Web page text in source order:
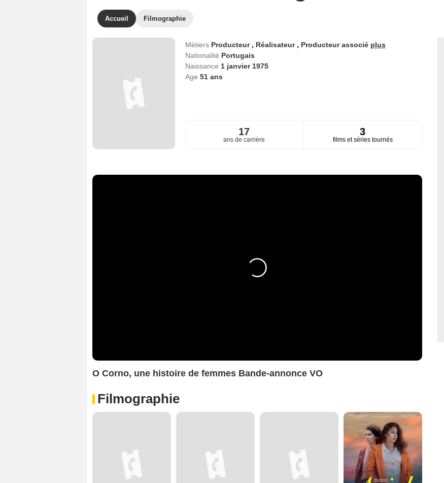
Accueil Filmographie
Métiers Producteur , Réalisateur , Producteur associé plus
Nationalité Portugais
Naissance 1 janvier 1975
Age 51ans
17
ans de carrière
3
films et séries tournés
O Corno, une histoire de femmes Bande-annonce VO
Filmographie